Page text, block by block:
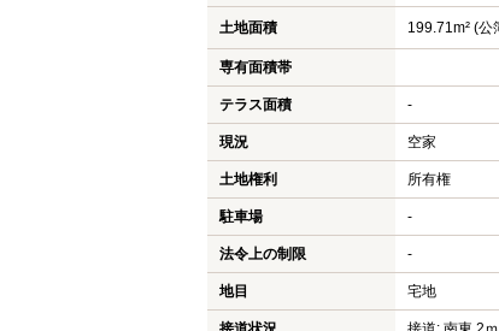
土地面積 199.71m² (
専有面積帯
テラス面積 -
現況 空家
土地権利 所有権
駐車場 -
法令上の制限 -
地目 宅地